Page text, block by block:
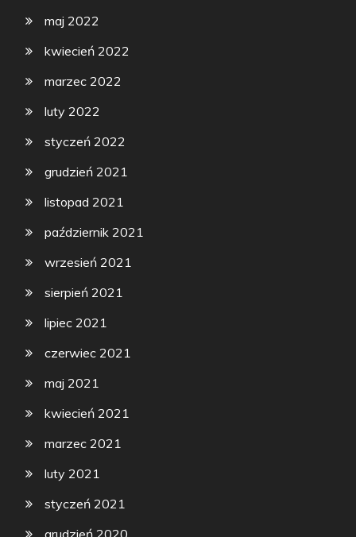
maj 2022
kwiecień 2022
marzec 2022
luty 2022
styczeń 2022
grudzień 2021
listopad 2021
październik 2021
wrzesień 2021
sierpień 2021
lipiec 2021
czerwiec 2021
maj 2021
kwiecień 2021
marzec 2021
luty 2021
styczeń 2021